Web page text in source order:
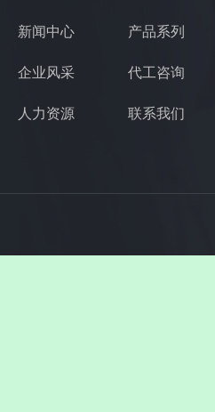
新闻中心 产品系列
企业风采 代工咨询
人力资源 联系我们